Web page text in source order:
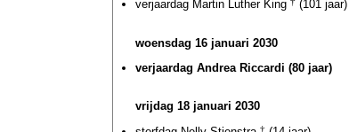
verjaardag Martin Luther King † (101 jaar)
woensdag 16 januari 2030
verjaardag Andrea Riccardi (80 jaar)
vrijdag 18 januari 2030
†